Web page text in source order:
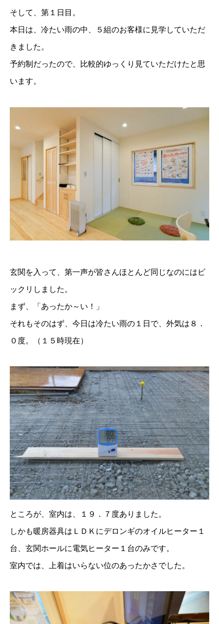
そして、第１日目。
本日は、冷たい雨の中、５組のお客様に見学していただ
きました。
予約制だったので、比較的ゆっくり見ていただけたと思
います。
玄関を入って、第一声が皆さんほとんど同じなのにはビ
ックリしました。
まず、「あったか～い！」
それもそのはず、今日は冷たい雨の１日で、外気は８．
０度。（１５時現在）
ところが、室内は、１９．７度ありました。
しかも暖房器具はＬＤＫにデロンギのオイルヒーター１
台、玄関ホールに電気ヒーター１台のみです。
室内では、上着はいらない位のあったかさでした。